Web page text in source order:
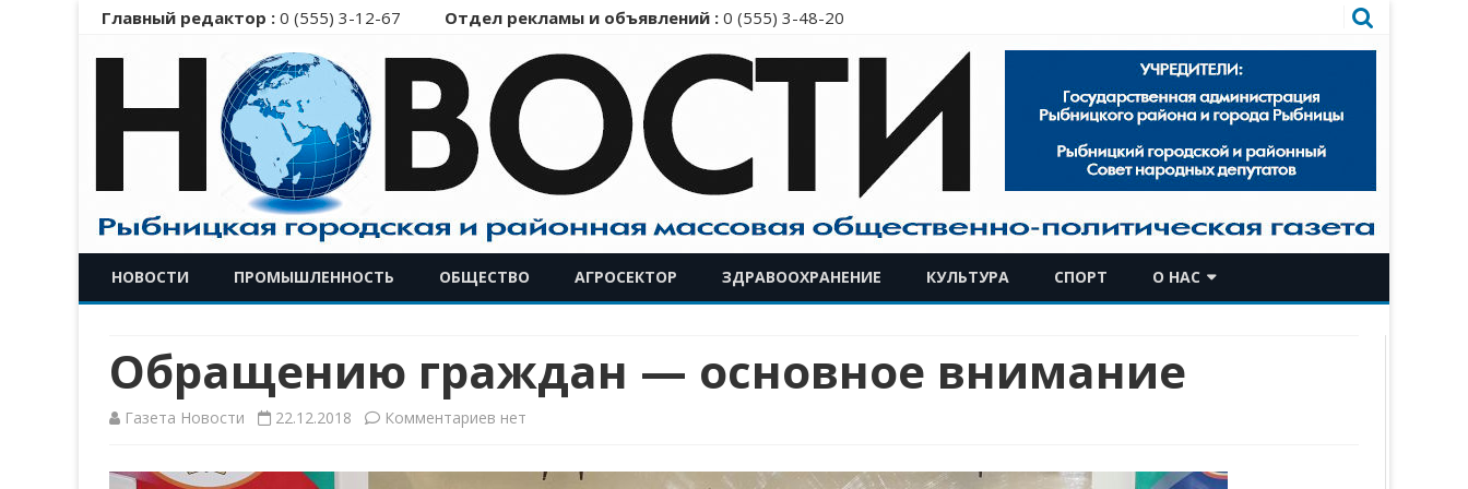
Главный редактор : 0 (555) 3-12-67 Отдел рекламы и объявлений : 0 (555) 3-48-20
к
содержимому
НОВОСТИ ПРОМЫШЛЕННОСТЬ ОБЩЕСТВО АГРОСЕКТОР ЗДРАВООХРАНЕНИЕ КУЛЬТУРА СПОРТ О НАС
ИСТОРИЧЕСКАЯ СПРАВКА
Обращению граждан — основное внимание
Газета Новости 22.12.2018 Комментариев кнет